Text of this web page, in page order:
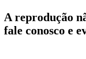
A reprodução
fale conosco e